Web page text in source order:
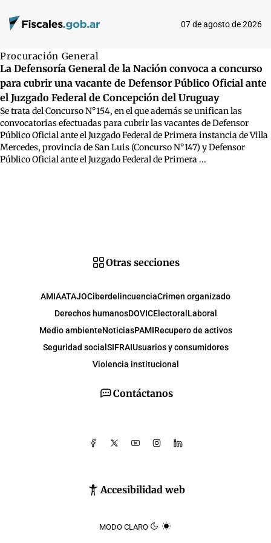
07 de agosto de 2026
Procuración General
La Defensoría General de la Nación convoca a concurso
para cubrir una vacante de Defensor Público Oficial ante
el Juzgado Federal de Concepción del Uruguay
Se trata del Concurso N°154, en el que además se unifican las
convocatorias efectuadas para cubrir las vacantes de Defensor
Público Oficial ante el Juzgado Federal de Primera instancia de Villa
Mercedes, provincia de San Luis (Concurso N°147) y Defensor
Público Oficial ante el Juzgado Federal de Primera ...
Contáctanos
Accesibilidad web
MODO CLARO
Otras secciones
AMIAATAJOCiberdelincuenciaCrimen organizado
Derechos humanosDOVICElectoral Laboral
Medio ambienteNoticiasPAMIRecupero de activos
Seguridad social SIFRAIUsuarios y consumidores
Violencia institucional